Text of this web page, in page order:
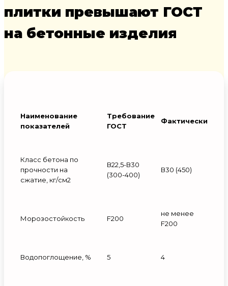
плитки превышают ГОСТ
на бетонные изделия
Наименование
показателей
Требование
ГОСТ
Фактически
Класс бетона по
прочности на
сжатие, кг/см2
В22,5-В30
(300-400)
В30 (450)
Морозостойкость F200
не менее
F200
Водопоглощение, % 5 4